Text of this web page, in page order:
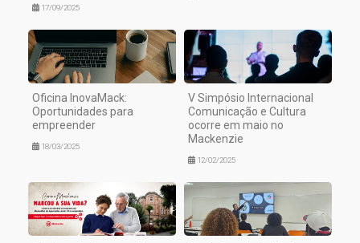
17/09/2025
Oficina InovaMack:
Oportunidades para
empreender
18/03/2025
V Simpósio Internacional
Comunicação e Cultura
ocorre em maio no
Mackenzie
12/02/2025